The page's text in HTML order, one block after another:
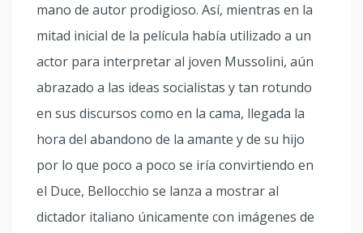
mano de autor prodigioso. Así, mientras en la
mitad inicial de la película había utilizado a un
actor para interpretar al joven Mussolini, aún
abrazado a las ideas socialistas y tan rotundo
en sus discursos como en la cama, llegada la
hora del abandono de la amante y de su hijo
por lo que poco a poco se iría convirtiendo en
el Duce, Bellocchio se lanza a mostrar al
dictador italiano únicamente con imágenes de